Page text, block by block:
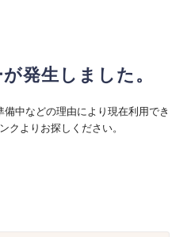
発生しました。
中などの理由により現在利用でき
クよりお探しください。